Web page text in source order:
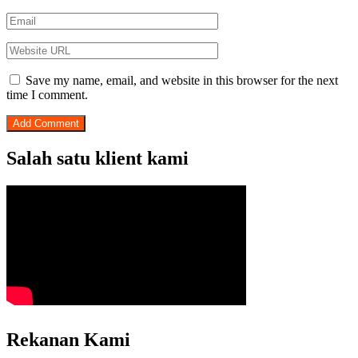
Save my name, email, and website in this browser for the next
time I comment.
Salah satu klient kami
Rekanan Kami